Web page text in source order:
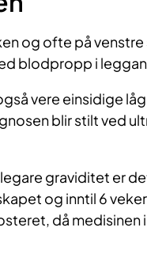
og ofte på
blodpropp i
vere einsidige
blir stilt ved
graviditet er
og inntil 6
då medisinen